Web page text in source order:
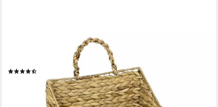
Flechtkorb Hängekorb aus Wasserhyazinthe (1 St), Zeitungskorb
zum Aufhängen, 30 x 17,5 x 38 cm
UVP38,99 €
lieferbar - in 2-3 Werktagen bei dir